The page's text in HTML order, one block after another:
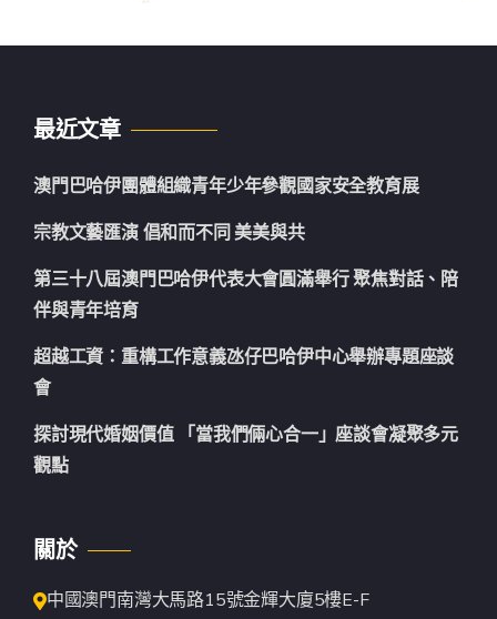
最近文章
澳門巴哈伊團體組織青年少年參觀國家安全教育展
宗教文藝匯演 倡和而不同 美美與共
第三十八屆澳門巴哈伊代表大會圓滿舉行 聚焦對話、陪
伴與青年培育
超越工資：重構工作意義氹仔巴哈伊中心舉辦專題座談
會
探討現代婚姻價值 「當我們倆心合一」座談會凝聚多元
觀點
關於
中國澳門南灣大馬路15號金輝大廈5樓E-F